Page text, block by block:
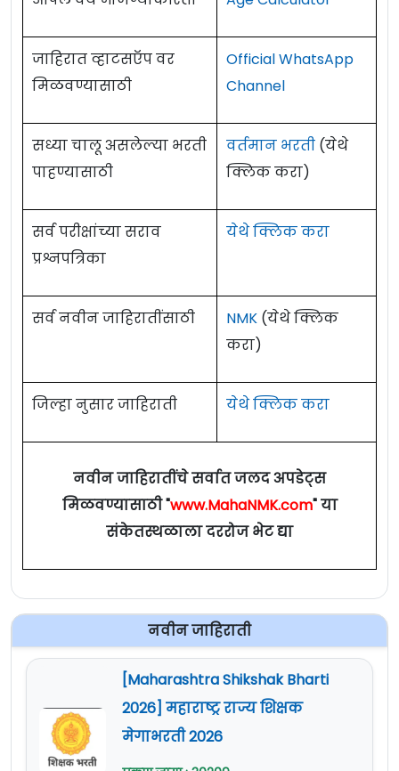
जाहिरात व्हाटसऍप वर
मिळवण्यासाठी
Official WhatsApp
Channel
सध्या चालू असलेल्या भरती
पाहण्यासाठी
वर्तमान भरती (येथे
क्लिक करा)
सर्व परीक्षांच्या सराव
प्रश्नपत्रिका
येथे क्लिक करा
सर्व नवीन जाहिरातींसाठी NMK (येथे क्लिक
करा)
जिल्हा नुसार जाहिराती येथे क्लिक करा
नवीन जाहिरातींचे सर्वात जलद अपडेट्स
मिळवण्यासाठी "www.MahaNMK.com" या
संकेतस्थळाला दररोज भेट द्या
नवीन जाहिराती
[Maharashtra Shikshak Bharti
2026] महाराष्ट्र राज्य शिक्षक
मेगाभरती 2026